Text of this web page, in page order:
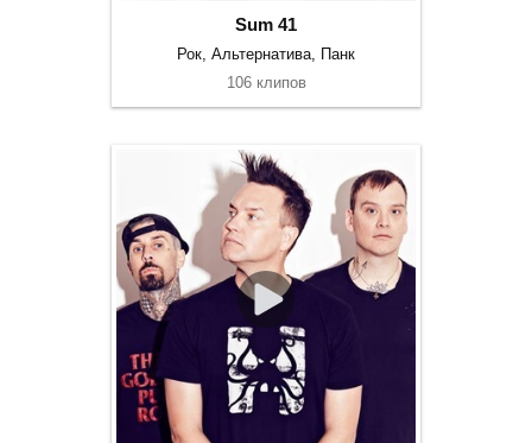
Sum 41
Рок, Альтернатива, Панк
106 клипов